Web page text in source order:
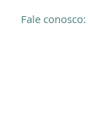
Fale conosco: